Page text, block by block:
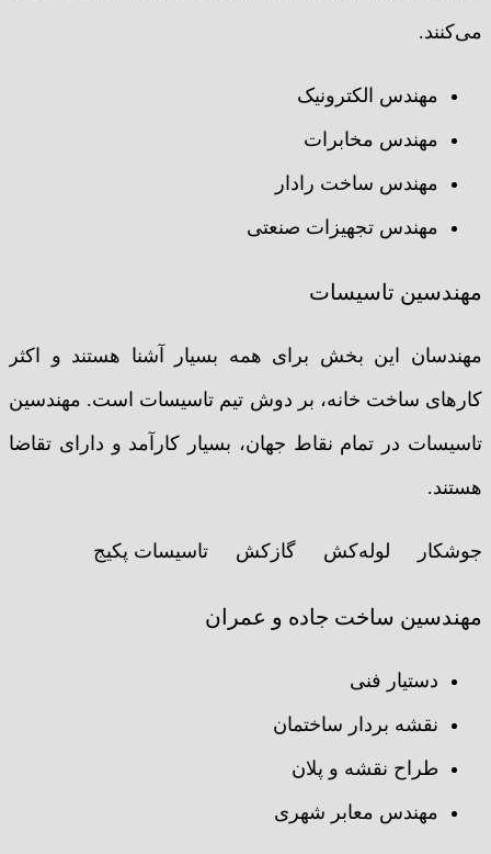
می‌کنند.
مهندس الکترونیک
مهندس مخابرات
مهندس ساخت رادار
مهندس تجهیزات صنعتی
مهندسین تاسیسات
مهندسان این بخش برای همه بسیار آشنا هستند و اکثر
کارهای ساخت خانه، بر دوش تیم تاسیسات است. مهندسین
تاسیسات در تمام نقاط جهان، بسیار کارآمد و دارای تقاضا
هستند.
جوشکار لوله‌کش گازکش تاسیسات پکیج
مهندسین ساخت جاده و عمران
دستیار فنی
نقشه بردار ساختمان
طراح نقشه و پلان
مهندس معابر شهری